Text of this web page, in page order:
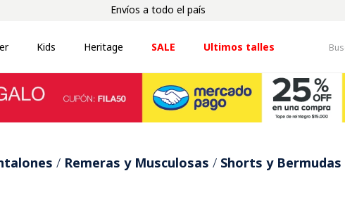
Envíos a todo el país
Kids Heritage SALE Ultimos talles
Remeras y Musculosas Shorts y Bermudas